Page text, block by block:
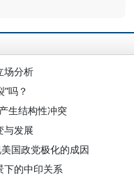
场分析
吗？
生结构性冲突
与发展
国政党极化的成因
下的中印关系